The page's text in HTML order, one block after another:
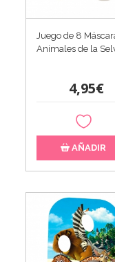
Juego de 8
Animales de la
4,95€
AÑADIR